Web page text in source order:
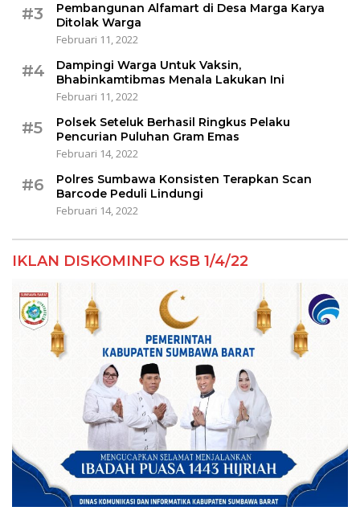
#3
Pembangunan Alfamart di Desa Marga Karya
Ditolak Warga
Februari 11, 2022
#4
Dampingi Warga Untuk Vaksin,
Bhabinkamtibmas Menala Lakukan Ini
Februari 11, 2022
#5
Polsek Seteluk Berhasil Ringkus Pelaku
Pencurian Puluhan Gram Emas
Februari 14, 2022
#6
Polres Sumbawa Konsisten Terapkan Scan
Barcode Peduli Lindungi
Februari 14, 2022
IKLAN DISKOMINFO KSB 1/4/22